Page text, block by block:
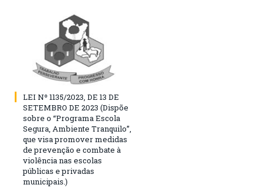
LEI Nº 1135/2023, DE 13 DE
SETEMBRO DE 2023 (Dispõe
sobre o “Programa Escola
Segura, Ambiente Tranquilo”,
que visa promover medidas
de prevenção e combate à
violência nas escolas
públicas e privadas
municipais.)